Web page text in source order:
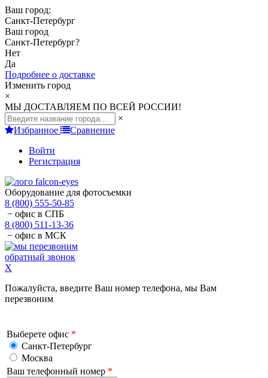
Ваш город:
Санкт-Петербург
Ваш город
Санкт-Петербург?
Нет
Да
Подробнее о доставке
Изменить город
×
МЫ ДОСТАВЛЯЕМ ПО ВСЕЙ РОССИИ!
×
Избранное
Сравнение
Войти
Регистрация
Оборудование для фотосъемки
8 (800) 555-50-85
− офис в СПБ
8 (800) 511-13-36
− офис в МСК
обратный звонок
X
Пожалуйста, введите Ваш номер телефона, мы Вам
перезвоним
Выберете офис *
Санкт-Петербург
Москва
Ваш телефонный номер *